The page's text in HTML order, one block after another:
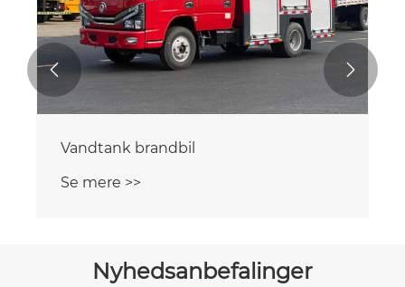
Vandtank brandbil
Se mere >>
 
Nyhedsanbefalinger